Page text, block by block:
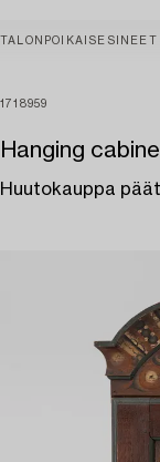
TALONPOIKAISESINEET
1718959
Hanging
Huutokauppa